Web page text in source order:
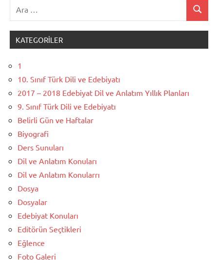
Ara
KATEGORILER
1
10. Sınıf Türk Dili ve Edebiyatı
2017 – 2018 Edebiyat Dil ve Anlatım Yıllık Planları
9. Sınıf Türk Dili ve Edebiyatı
Belirli Gün ve Haftalar
Biyografi
Ders Sunuları
Dil ve Anlatım Konuları
Dil ve Anlatım Konularrı
Dosya
Dosyalar
Edebiyat Konuları
Editörün Seçtikleri
Eğlence
Foto Galeri